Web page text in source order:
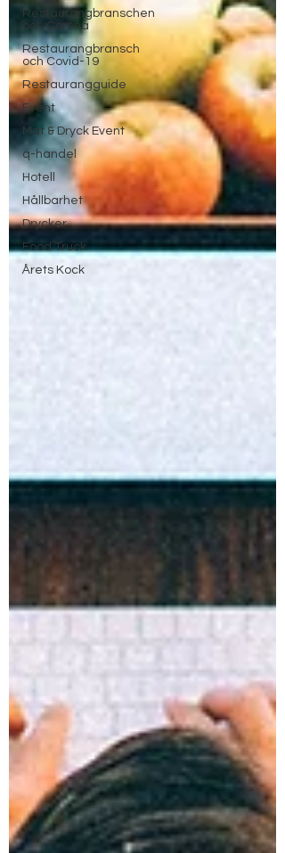
Restaurangbranschen
och Corona
Restaurangbransch
och Covid-19
Restaurangguide
Event
Mat & Dryck Event
q-handel
Hotell
Hållbarhet
Drycker
Food Truck
Årets Kock